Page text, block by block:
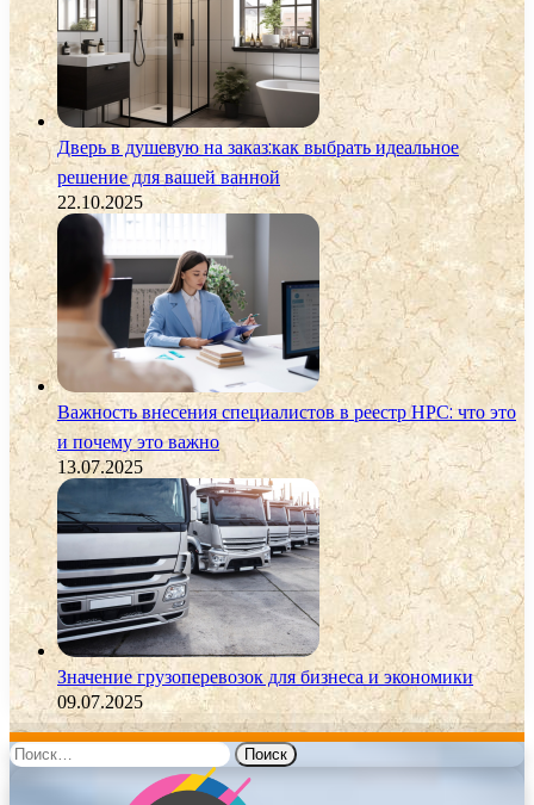
Дверь в душевую на заказ:как выбрать идеальное
решение для вашей ванной
22.10.2025
Важность внесения специалистов в реестр НРС: что это
и почему это важно
13.07.2025
Значение грузоперевозок для бизнеса и экономики
09.07.2025
Найти: